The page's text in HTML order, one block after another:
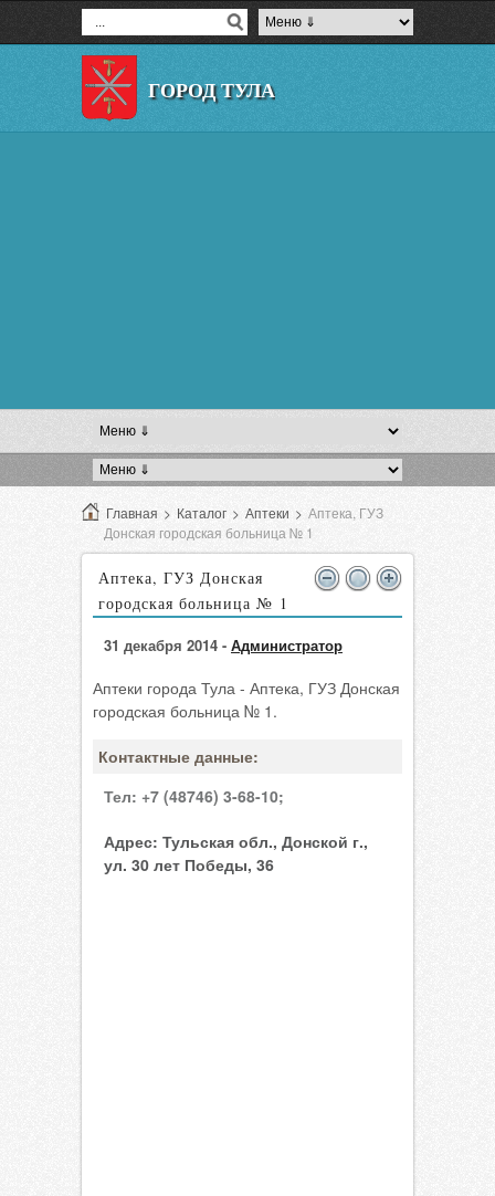
ГОРОД ТУЛА
Главная > Каталог > Аптеки > Аптека, ГУЗ
Донская городская больница № 1
Аптека, ГУЗ Донская
городская больница № 1
31 декабря 2014 - Администратор
Аптеки города Тула - Аптека, ГУЗ Донская
городская больница № 1.
Контактные данные:
Тел: +7 (48746) 3-68-10;
Адрес: Тульская обл., Донской г.,
ул. 30 лет Победы, 36